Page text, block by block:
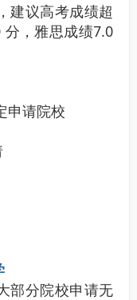
建议高考成绩超
，雅思成绩7.0
申请院校
部分院校申请无